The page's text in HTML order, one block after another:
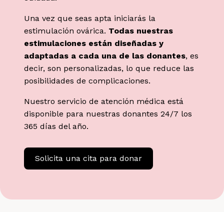
Una vez que seas apta iniciarás la
estimulación ovárica. Todas nuestras
estimulaciones están diseñadas y
adaptadas a cada una de las donantes, es
decir, son personalizadas, lo que reduce las
posibilidades de complicaciones.
Nuestro servicio de atención médica está
disponible para nuestras donantes 24/7 los
365 días del año.
Solicita una cita para donar